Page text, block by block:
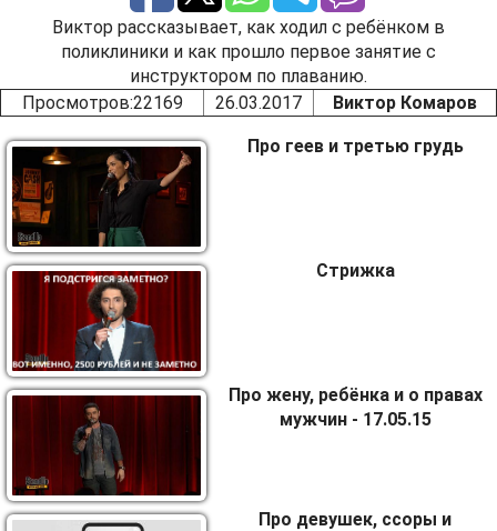
Виктор рассказывает, как ходил с ребёнком в
поликлиники и как прошло первое занятие с
инструктором по плаванию.
Просмотров:22169 26.03.2017 Виктор Комаров
Про геев и третью грудь
Стрижка
Про жену, ребёнка и о правах
мужчин - 17.05.15
Про девушек, ссоры и